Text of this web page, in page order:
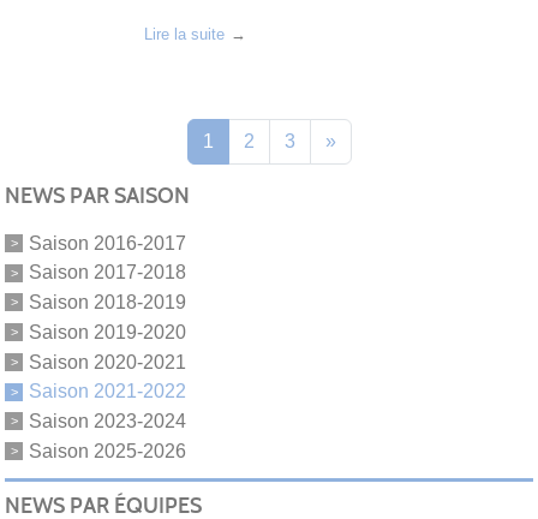
Lire la suite
1 2 3 »
NEWS PAR SAISON
Saison 2016-2017
Saison 2017-2018
Saison 2018-2019
Saison 2019-2020
Saison 2020-2021
Saison 2021-2022
Saison 2023-2024
Saison 2025-2026
NEWS PAR ÉQUIPES